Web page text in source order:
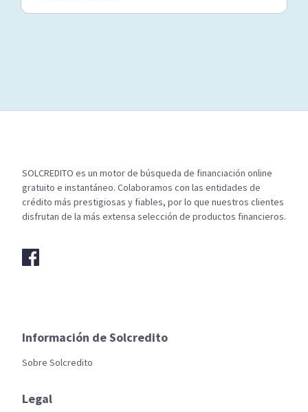
SOLCREDITO es un motor de búsqueda de financiación online
gratuito e instantáneo. Colaboramos con las entidades de
crédito más prestigiosas y fiables, por lo que nuestros clientes
disfrutan de la más extensa selección de productos financieros.
Información de Solcredito
Sobre Solcredito
Legal